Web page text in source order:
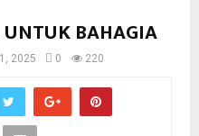
BAHAGIA
2025 0 220